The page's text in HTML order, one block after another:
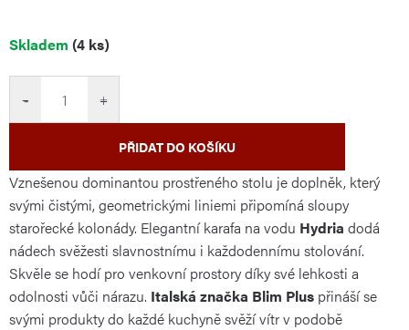
Měrná
Skladem (4 ks)
+
−
PŘIDAT DO KOŠÍKU
Vznešenou dominantou prostřeného stolu je doplněk, který
svými čistými, geometrickými liniemi připomíná sloupy
starořecké kolonády. Elegantní karafa na vodu Hydria dodá
nádech svěžesti slavnostnímu i každodennímu stolování.
Skvěle se hodí pro venkovní prostory díky své lehkosti a
odolnosti vůči nárazu. Italská značka Blim Plus přináší se
svými produkty do každé kuchyně svěží vítr v podobě